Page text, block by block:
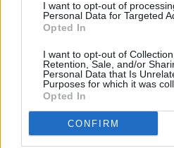
I want to opt-out of
Personal Data for Targeted
Opted In
I want to opt-out of
Retention, Sale, and/or
Personal Data that Is
Purposes for which it was
Opted In
CONFIRM
που έχει ήδη λάβει η Ελλάδα
RELATEDPOSTS